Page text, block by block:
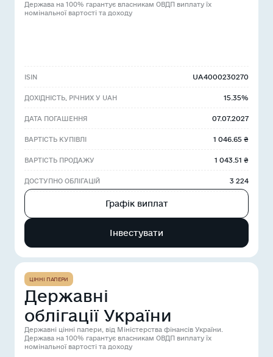
Держава на 100% гарантує власникам ОВДП виплату їх
номінальної вартості та доходу
ISIN UA4000230270
ДОХІДНІСТЬ, РІЧНИХ У UAH 15.35%
ДАТА ПОГАШЕННЯ 07.07.2027
ВАРТІСТЬ КУПІВЛІ 1 046.65 ₴
ВАРТІСТЬ ПРОДАЖУ 1 043.51 ₴
ДОСТУПНО ОБЛІГАЦІЙ 3 224
Графік виплат
Інвестувати
ЦІННІ ПАПЕРИ
Державні
облігації України
Державні цінні папери, від Міністерства фінансів України.
Держава на 100% гарантує власникам ОВДП виплату їх
номінальної вартості та доходу